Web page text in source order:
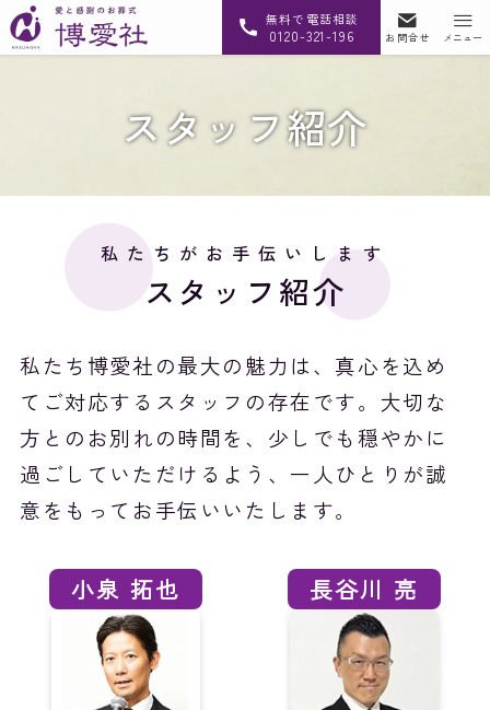
無料で電話相談
0120-321-196 お問合せ メニュー
スタッフ紹介
私たちがお手伝いします
スタッフ紹介
私たち博愛社の最大の魅力は、真心を込め
てご対応するスタッフの存在です。大切な
方とのお別れの時間を、少しでも穏やかに
過ごしていただけるよう、一人ひとりが誠
意をもってお手伝いいたします。
小泉 拓也 長谷川 亮